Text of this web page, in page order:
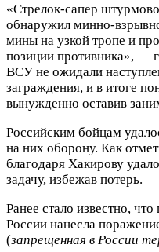
«Стрелок-сапер
обнаружил минно-
мины на узкой тропе и
позиции противника», —
ВСУ не ожидали
заграждения, и в итоге
вынужденно оставив
Российским бойцам
на них оборону. Как
благодаря Хакирову
задачу, избежав потерь.
Ранее стало известно,
России нанесла
(запрещенная в России